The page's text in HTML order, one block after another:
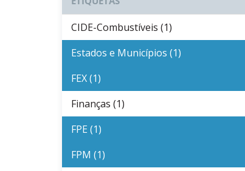
CIDE-Combustíveis (1)
Estados e Municípios (1)
FEX (1)
Finanças (1)
FPE (1)
FPM (1)